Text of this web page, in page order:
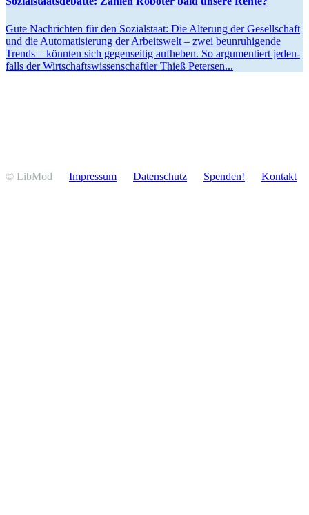
Gute Nachrichten für den Sozial­staat: Die Alterung der Gesell­schaft
und die Automa­ti­sierung der Arbeitswelt – zwei beunru­hi­gende
Trends – könnten sich gegen­seitig aufheben. So argumen­tiert jeden­
falls der Wirtschafts­wis­sen­schaftler Thieß Petersen...
© LibMod Impressum Daten­schutz Spenden! Kontakt